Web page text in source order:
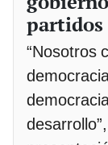
partidos
“Nosotros